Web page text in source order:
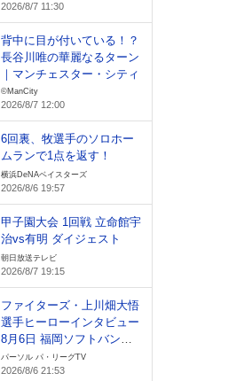
2026/8/7 11:30
背中に目が付いている！？
長谷川唯の華麗なるターン
｜マンチェスター・シティ
©ManCity
2026/8/7 12:00
6回裏、牧選手のソロホー
ムランで1点を返す！
横浜DeNAベイスターズ
2026/8/6 19:57
甲子園大会 1回戦 立命館宇
治vs有明 ダイジェスト
朝日放送テレビ
2026/8/7 19:15
ファイターズ・上川畑大悟
選手ヒーローインタビュー
8月6日 福岡ソフトバンク
ホークス 対 北海道日本ハ
ムファイターズ
パーソル パ・リーグTV
2026/8/6 21:53